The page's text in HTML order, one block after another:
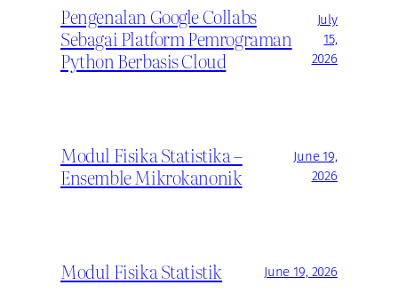
Pengenalan Google Collabs
Sebagai Platform Pemrograman
Python Berbasis Cloud
July
15,
2026
Modul Fisika Statistika –
Ensemble Mikrokanonik
June 19,
2026
Modul Fisika Statistik June 19, 2026